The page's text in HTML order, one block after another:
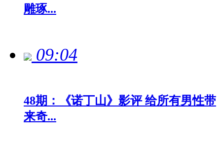
雕琢...
09:04
48期：《诺丁山》影评 给所有男性带
来奇...